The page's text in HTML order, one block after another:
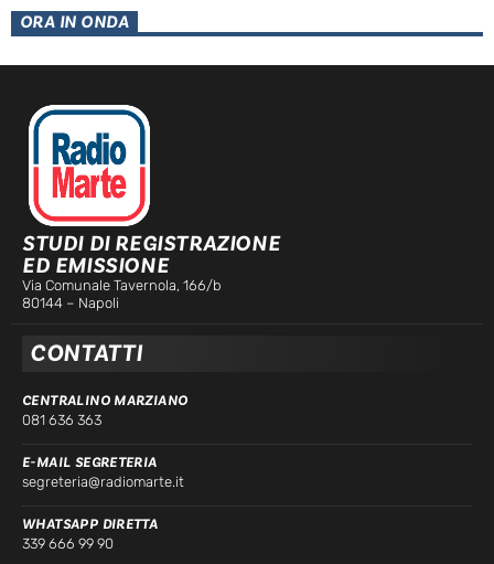
ORA IN ONDA
STUDI DI REGISTRAZIONE
ED EMISSIONE
Via Comunale Tavernola, 166/b
80144 – Napoli
CONTATTI
CENTRALINO MARZIANO
081 636 363
E-MAIL SEGRETERIA
segreteria@radiomarte.it
WHATSAPP DIRETTA
339 666 99 90